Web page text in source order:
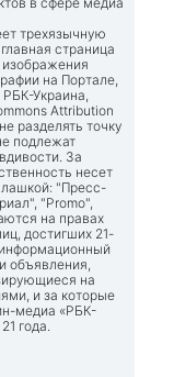
трехязычную
страница
изображения
на Портале,
Украина,
Attribution
разделять точку
подлежат
За
несет
"Пресс-
"Promo",
на правах
достигших 21-
объявления,
на
и за которые
медиа «РБК-
года.